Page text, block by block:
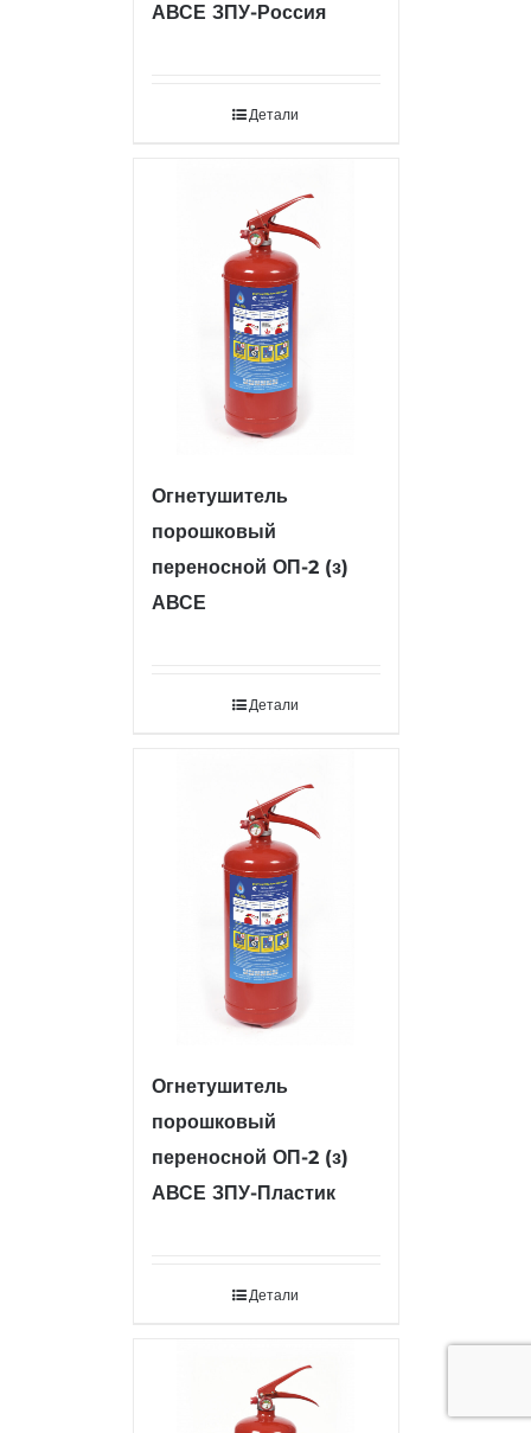
АВСЕ ЗПУ-Россия
Детали
Огнетушитель
порошковый
переносной ОП-2 (з)
АВСЕ
Детали
Огнетушитель
порошковый
переносной ОП-2 (з)
АВСЕ ЗПУ-Пластик
Детали